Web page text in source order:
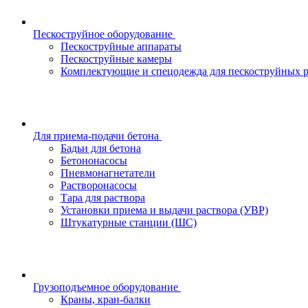
Пескоструйное оборудование
Пескоструйные аппараты
Пескоструйные камеры
Комплектующие и спецодежда для пескоструйных
Для приема-подачи бетона
Бадьи для бетона
Бетононасосы
Пневмонагнетатели
Растворонасосы
Тара для раствора
Установки приема и выдачи раствора (УВР)
Штукатурные станции (ШС)
Грузоподъемное оборудование
Краны, кран-балки